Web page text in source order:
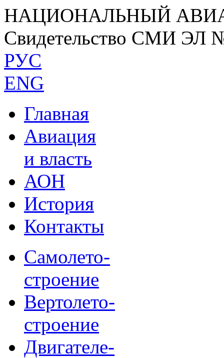
НАЦИОНАЛЬНЫЙ
Свидетельство СМИ ЭЛ
РУС
ENG
Главная
Авиация
и власть
АОН
История
Контакты
Самолето-
строение
Вертолето-
строение
Двигателе-